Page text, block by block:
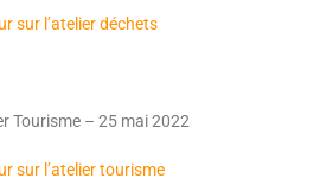
sur l’atelier déchets
Tourisme – 25 mai 2022
sur l’atelier tourisme